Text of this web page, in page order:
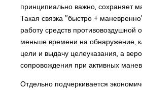
принципиально важно, сохраняет
Такая связка "быстро +
работу средств противовоздушной
меньше времени на обнаружение,
цели и выдачу целеуказания, а
сопровождения при активных
Отдельно подчеркивается